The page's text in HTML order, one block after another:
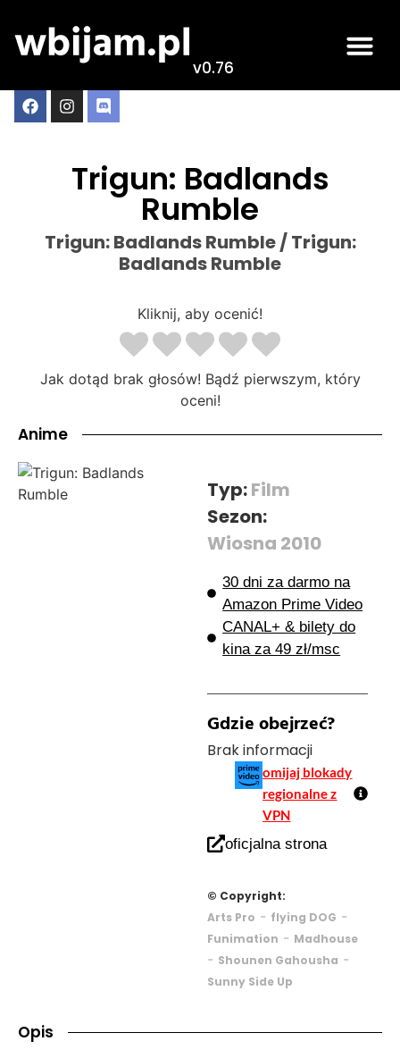
v0.76
Trigun: Badlands
Rumble
Trigun: Badlands Rumble / Trigun:
Badlands Rumble
Kliknij, aby ocenić!
Jak dotąd brak głosów! Bądź pierwszym, który
oceni!
Anime
Typ:Film
Sezon:
Wiosna 2010
30 dni za darmo na
Amazon Prime Video
CANAL+ & bilety do
kina za 49 zł/msc
Gdzie obejrzeć?
Brak informacji
omijaj blokady
regionalne z
VPN
oficjalna strona
© Copyright:
Arts Pro - flying DOG -
Funimation - Madhouse
- Shounen Gahousha -
Sunny Side Up
Opis